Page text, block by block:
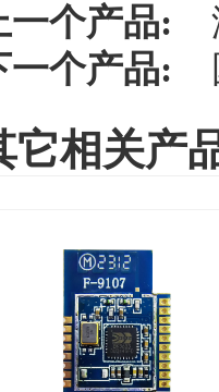
一个产品:
一个产品:
它相关产